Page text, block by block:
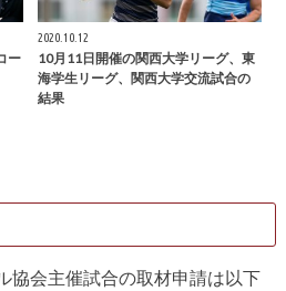
ー
2020.10.12
10月11日開催の関西大学リーグ、東
海学生リーグ、関西大学交流試合の
結果
協会主催試合の取材申請は以下